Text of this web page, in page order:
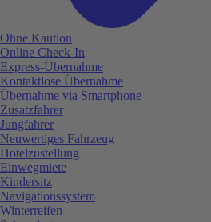
Ohne Kaution
Online Check-In
Express-Übernahme
Kontaktlose Übernahme
Übernahme via Smartphone
Zusatzfahrer
Jungfahrer
Neuwertiges Fahrzeug
Hotelzustellung
Einwegmiete
Kindersitz
Navigationssystem
Winterreifen